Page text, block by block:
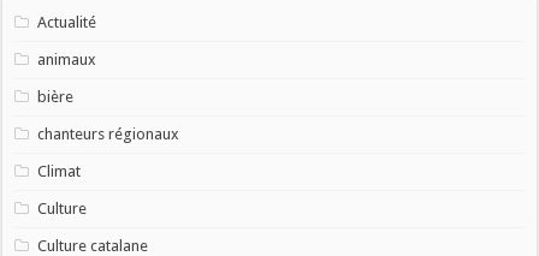
Actualité
animaux
bière
chanteurs régionaux
Climat
Culture
Culture catalane